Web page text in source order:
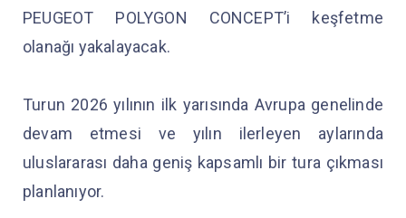
PEUGEOT POLYGON CONCEPT’i keşfetme
olanağı yakalayacak.
Turun 2026 yılının ilk yarısında Avrupa genelinde
devam etmesi ve yılın ilerleyen aylarında
uluslararası daha geniş kapsamlı bir tura çıkması
planlanıyor.